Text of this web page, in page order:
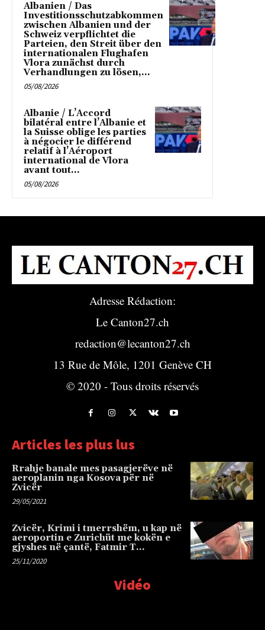
Albanien / Das
Investitionsschutzabkommen
zwischen Albanien und der
Schweiz verpflichtet die
Parteien, den Streit über den
internationalen Flughafen
Vlora zunächst durch
Verhandlungen zu lösen,...
05/08/2026
Albanie / L’Accord
bilatéral entre l’Albanie et
la Suisse oblige les parties
à négocier le différend
relatif à l’Aéroport
international de Vlora
avant tout...
05/08/2026
Adresse Rédaction:
Le Canton27.ch
redaction@lecanton27.ch
13 Rue de Môle, 1201 Genève CH
© 2020 - Tous droits réservés
Articles les plus lus
Rrahje banale mes pasagjerëve në
aeroplanin nga Kosova për në
Zvicër
29/05/2021
Zvicër, Krimi i tmerrshëm, u kap në
aeroportin e Zurichüt me kokën e
gjyshes në çantë, Fatmir T…
25/11/2020
Vidéo